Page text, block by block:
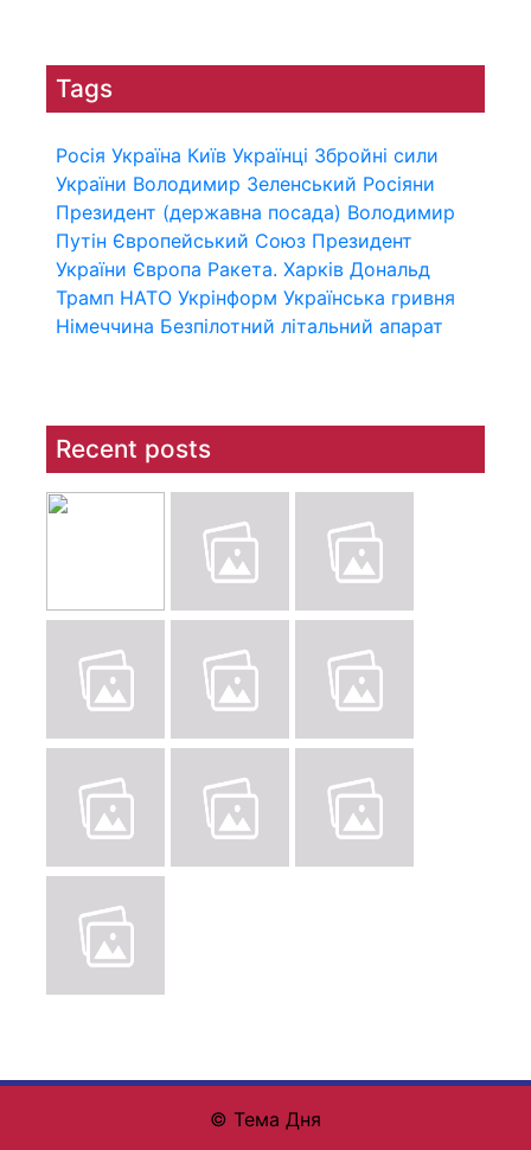
Tags
Росія Україна Київ Українці Збройні сили
України Володимир Зеленський Росіяни
Президент (державна посада) Володимир
Путін Європейський Союз Президент
України Європа Ракета. Харків Дональд
Трамп НАТО Укрінформ Українська гривня
Німеччина Безпілотний літальний апарат
Recent posts
© Тема Дня